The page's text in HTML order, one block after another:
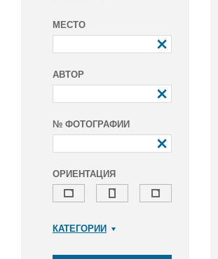
МЕСТО
АВТОР
№ ФОТОГРАФИИ
ОРИЕНТАЦИЯ
КАТЕГОРИИ